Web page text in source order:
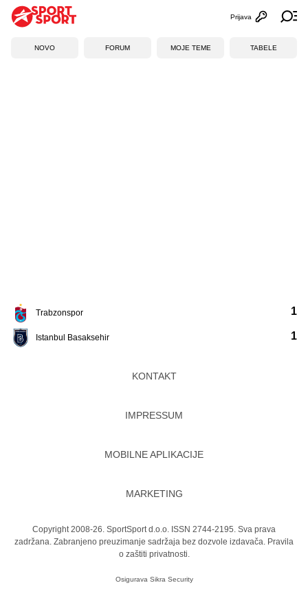
Otvori
Prijava
NOVO FORUM MOJE TEME TABELE
Trabzonspor
Istanbul Basaksehir
1
1
KONTAKT
IMPRESSUM
MOBILNE APLIKACIJE
MARKETING
Copyright 2008-26. SportSport d.o.o. ISSN 2744-2195. Sva prava
zadržana. Zabranjeno preuzimanje sadržaja bez dozvole izdavača. Pravila
o zaštiti privatnosti.
Osigurava Sikra Security